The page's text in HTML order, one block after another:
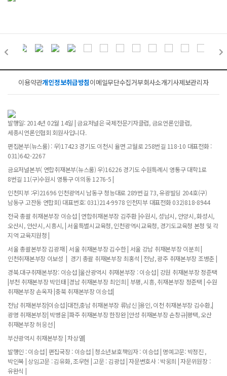
이용약관개인정보취급방침이메일무단수집거부회사소개기사제보관리자
발행일: 2014년 02월 14일 | 금요저널은 국제전문기자클럽, 금요언론인클럽,
세종시언론인협회 회원사입니다.
편집본부(뉴스룸) : 우)17423 경기도 이천시 율면 고월로 258번길 118-10 대표전화 :
031)642-2267
금요저널본부( 연합취재본부(뉴스룸) 우)16226 경기도 수원특례시 영통구 대학1로
8번길 11(구)수원시 영통구 이의동 1276-5 |
인천지부 :우)21696 인천광역시 남동구 청능대로 289번길 73, 유광빌딩 204호(구)
남동구 고잔동 연합회) 대표번호: 031)214-9978 인천지부 대표전화 032)818-8944
전국 총괄 취재본부장 이승섭 | 연합취재본부장 김주환 |수원시, 성남시, 안양시, 화성시,
오산시, 안산시, 시흥시, | 서울특별시교육청, 인천광역시교육청, 경기도교육청 본청 및 각
지역 교육지원청 |
서울 총괄본부장 김광재 | 서울 취재본부장 김수한 | 서울 강남 취재본부장 이분희 |
인천취재본부장 이보성 | 경기 총괄 취재본부장 최홍석 | 전남, 광주 취재본부장 조병춘 |
경북.대구취재본부장: 이승섭 |울산광역시 취재본부장 : 이승섭 | 강원 취재본부장 정준택
|부천 취재본부장 박민태 |경남 취재본부장 최인희 | 부평, 시흥, 취재본부장 정준택 | 수원
취재본부장 손옥자 |충북 취재본부장 이승섭|
전남 취재본부장|이승섭 |대전,충남 취재본부장 류남신 |용인, 이천 취재본부장 김수환,|
광명 취재본부장| 박병윤 |파주 취재본부장 한장완 |안성 취재본부장 손창규|평택, 오산
취재본부장 허응선 |
부산광역시 취재본부장 | 차상열|
발행인 : 이승섭 | 편집국장 : 이승섭 | 청소년보호책임자 : 이승섭 | 명예고문: 박정진 ,
박인복 | 상임고문 : 김유화, 조우현 | 고문 : 김광섭 | 자문변호사 : 박웅희 | 자문위원장 :
유완식 |